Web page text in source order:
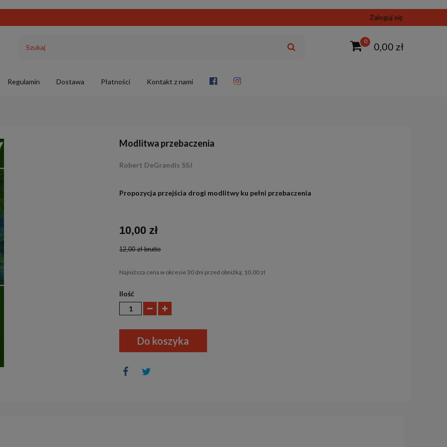
Zaloguj się
0 0,00 zł
Regulamin Dostawa Płatności Kontakt z nami
Modlitwa przebaczenia
Robert DeGrandis SSJ
Propozycja przejścia drogi modlitwy ku pełni przebaczenia
10,00 zł
12,00 złbrutto
Najniższa cena w okresie 30 dni przed obniżką: 10,00 zł
Ilość
Do koszyka